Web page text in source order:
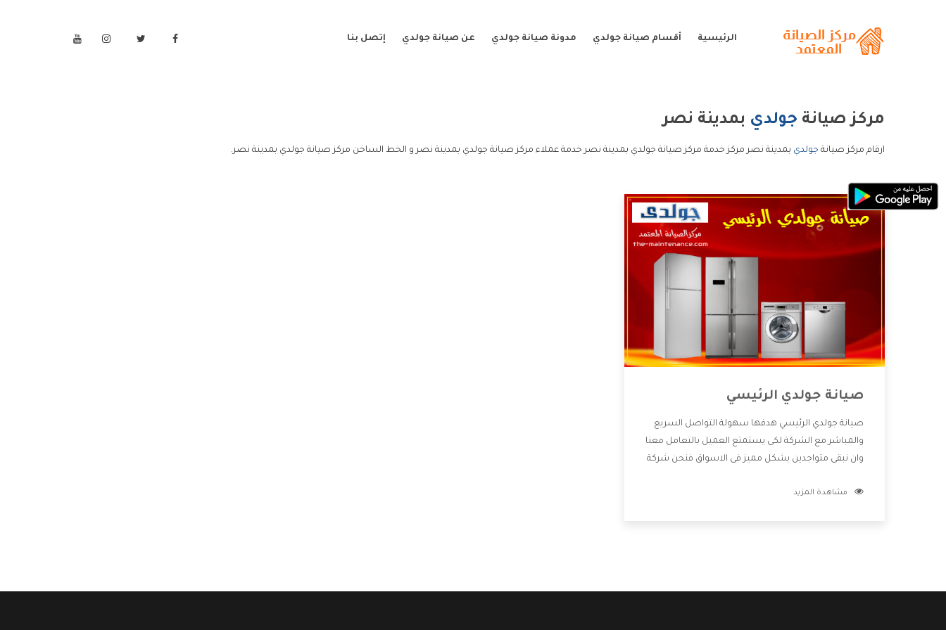
الرئيسية أقسام صيانة جولدي مدونة صيانة جولدي عن صيانة جولدي إتصل بنا
مركز صيانة جولدي بمدينة نصر
ارقام مركز صيانة جولدي بمدينة نصر مركز خدمة مركز صيانة جولدي بمدينة نصر خدمة عملاء مركز صيانة جولدي بمدينة نصر و الخط الساخن مركز صيانة جولدي بمدينة نصر.
صيانة جولدي الرئيسي
صيانة جولدي الرئيسي هدفها سهولة التواصل السريع
والمباشر مع الشركة لكى يستمتع العميل بالتعامل معنا
وان نبقى متواجدين بشكل مميز فى الاسواق فنحن شركة
بالخدمات التى تنفرد الشركة بها والتى تكون منها خدمة
مشاهدة المزيد